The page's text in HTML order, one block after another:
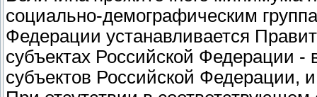
социально-демографическим
Федерации устанавливается
субъектах Российской Федерации -
субъектов Российской Федерации,